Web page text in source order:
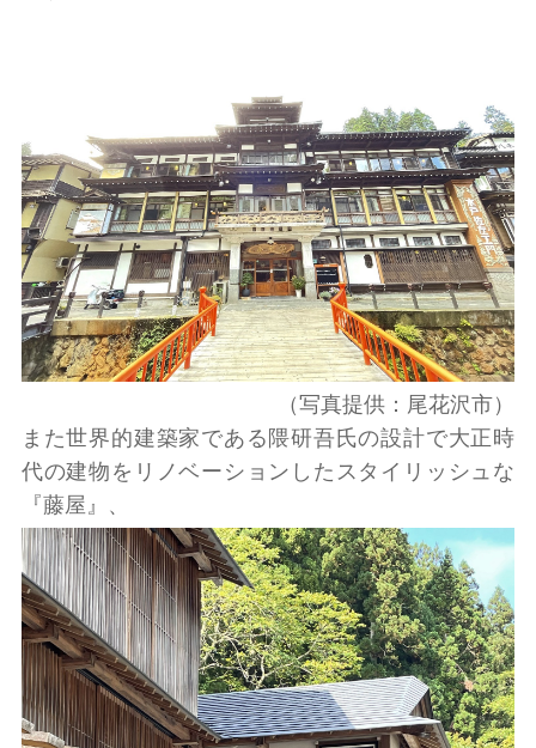
（写真提供：尾花沢市）
また世界的建築家である隈研吾氏の設計で大正時
代の建物をリノベーションしたスタイリッシュな
『藤屋』、